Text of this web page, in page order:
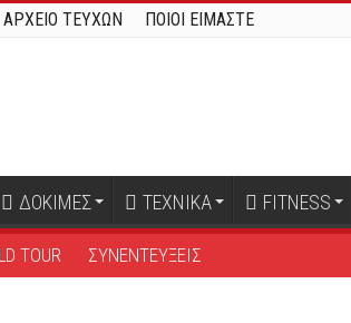
ΑΡΧΕΙΟ ΤΕΥΧΩΝ ΠΟΙΟΙ ΕΙΜΑΣΤΕ
ΔΟΚΙΜΕΣ ΤΕΧΝΙΚΑ FITNESS
TOUR ΣΥΝΕΝΤΕΥΞΕΙΣ